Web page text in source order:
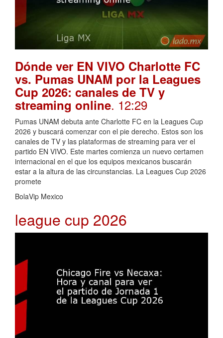
Dónde ver EN VIVO Charlotte FC
vs. Pumas UNAM por la Leagues
Cup 2026: canales de TV y
streaming online. 12:29
Pumas UNAM debuta ante Charlotte FC en la Leagues Cup
2026 y buscará comenzar con el pie derecho. Estos son los
canales de TV y las plataformas de streaming para ver el
partido EN VIVO. Este martes comienza un nuevo certamen
internacional en el que los equipos mexicanos buscarán
estar a la altura de las circunstancias. La Leagues Cup 2026
promete
BolaVip Mexico
league cup 2026